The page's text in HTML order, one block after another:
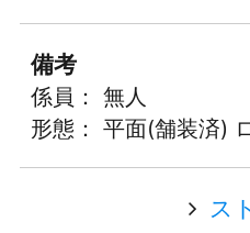
備考
係員： 無人
形態： 平面(舗装済)
ス